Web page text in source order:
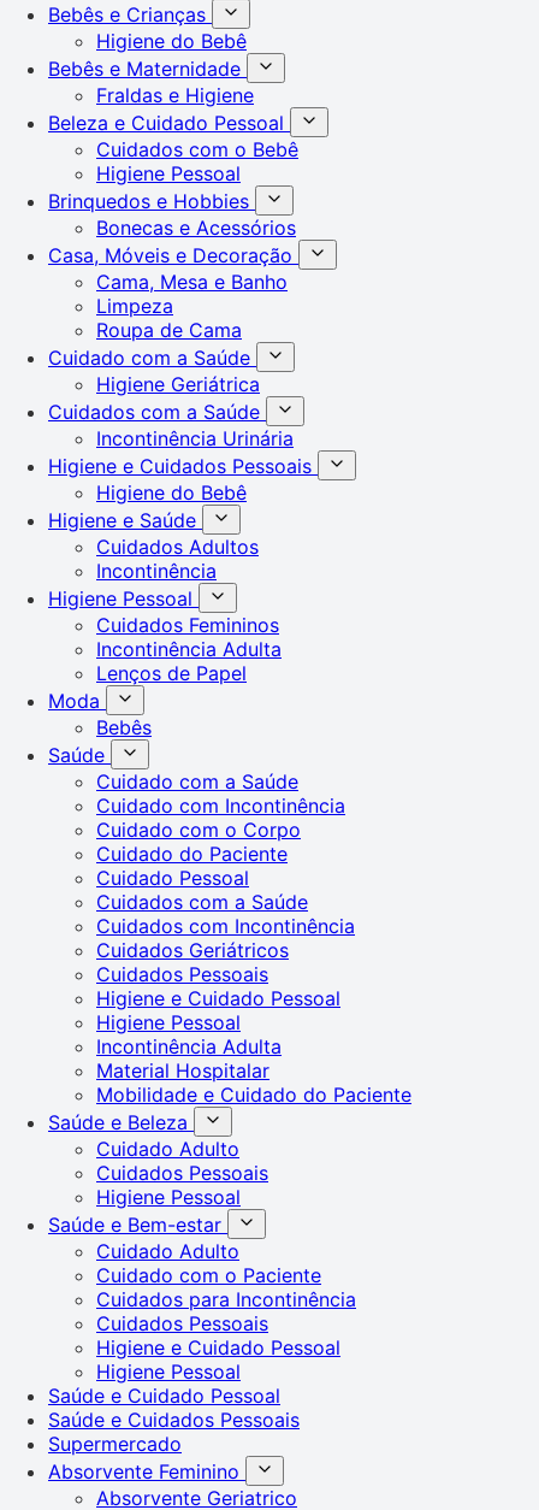
Bebês e Crianças
Higiene do Bebê
Bebês e Maternidade
Fraldas e Higiene
Beleza e Cuidado Pessoal
Cuidados com o Bebê
Higiene Pessoal
Brinquedos e Hobbies
Bonecas e Acessórios
Casa, Móveis e Decoração
Cama, Mesa e Banho
Limpeza
Roupa de Cama
Cuidado com a Saúde
Higiene Geriátrica
Cuidados com a Saúde
Incontinência Urinária
Higiene e Cuidados Pessoais
Higiene do Bebê
Higiene e Saúde
Cuidados Adultos
Incontinência
Higiene Pessoal
Cuidados Femininos
Incontinência Adulta
Lenços de Papel
Moda
Bebês
Saúde
Cuidado com a Saúde
Cuidado com Incontinência
Cuidado com o Corpo
Cuidado do Paciente
Cuidado Pessoal
Cuidados com a Saúde
Cuidados com Incontinência
Cuidados Geriátricos
Cuidados Pessoais
Higiene e Cuidado Pessoal
Higiene Pessoal
Incontinência Adulta
Material Hospitalar
Mobilidade e Cuidado do Paciente
Saúde e Beleza
Cuidado Adulto
Cuidados Pessoais
Higiene Pessoal
Saúde e Bem-estar
Cuidado Adulto
Cuidado com o Paciente
Cuidados para Incontinência
Cuidados Pessoais
Higiene e Cuidado Pessoal
Higiene Pessoal
Saúde e Cuidado Pessoal
Saúde e Cuidados Pessoais
Supermercado
Absorvente Feminino
Absorvente Geriatrico